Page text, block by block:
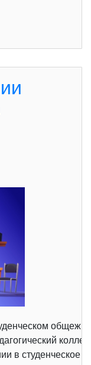
в студенческое